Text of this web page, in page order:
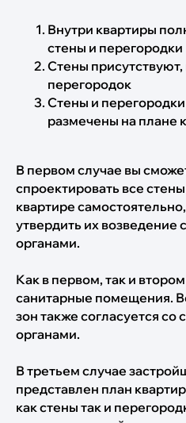
Внутри квартиры
стены и перегородки
Стены
перегородок
Стены и
размечены на плане
В первом случае вы
спроектировать все
квартире
утвердить их возведение
органами.
Как в первом, так и
санитарные помещения.
зон также согласуется
органами.
В третьем случае
представлен план
как стены так и